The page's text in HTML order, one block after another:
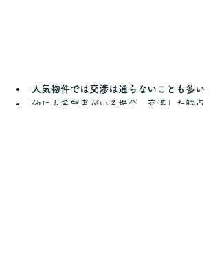
人気物件では交渉は通らないことも多い
他にも希望者がいる場合、交渉した時点